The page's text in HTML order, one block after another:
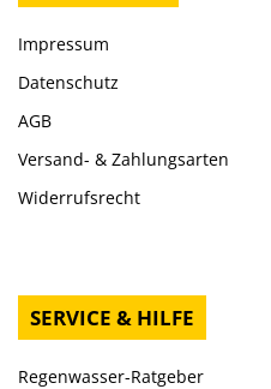
Impressum
Datenschutz
AGB
Versand- & Zahlungsarten
Widerrufsrecht
SERVICE & HILFE
Regenwasser-Ratgeber